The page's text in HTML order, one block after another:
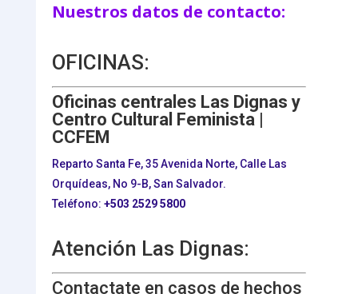
Nuestros datos de contacto:
OFICINAS:
Oficinas centrales Las Dignas y
Centro Cultural Feminista |
CCFEM
Reparto Santa Fe, 35 Avenida Norte, Calle Las
Orquídeas, No 9-B, San Salvador.
Teléfono: +503 2529 5800
Atención Las Dignas:
Contactate en casos de hechos